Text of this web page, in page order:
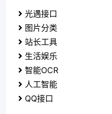
光遇接口
图片分类
站长工具
生活娱乐
智能OCR
人工智能
QQ接口